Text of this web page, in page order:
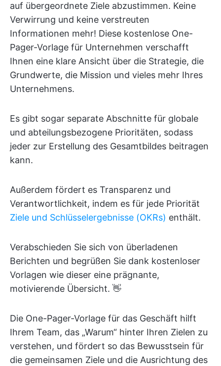
auf übergeordnete Ziele abzustimmen. Keine
Verwirrung und keine verstreuten
Informationen mehr! Diese kostenlose One-
Pager-Vorlage für Unternehmen verschafft
Ihnen eine klare Ansicht über die Strategie, die
Grundwerte, die Mission und vieles mehr Ihres
Unternehmens.
Es gibt sogar separate Abschnitte für globale
und abteilungsbezogene Prioritäten, sodass
jeder zur Erstellung des Gesamtbildes beitragen
kann.
Außerdem fördert es Transparenz und
Verantwortlichkeit, indem es für jede Priorität
Ziele und Schlüsselergebnisse (OKRs) enthält.
Verabschieden Sie sich von überladenen
Berichten und begrüßen Sie dank kostenloser
Vorlagen wie dieser eine prägnante,
motivierende Übersicht. 👋
Die One-Pager-Vorlage für das Geschäft hilft
Ihrem Team, das „Warum“ hinter Ihren Zielen zu
verstehen, und fördert so das Bewusstsein für
die gemeinsamen Ziele und die Ausrichtung des